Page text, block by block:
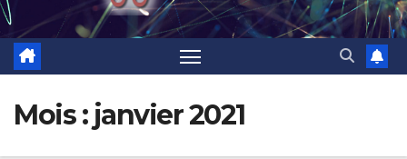
Mois : janvier 2021